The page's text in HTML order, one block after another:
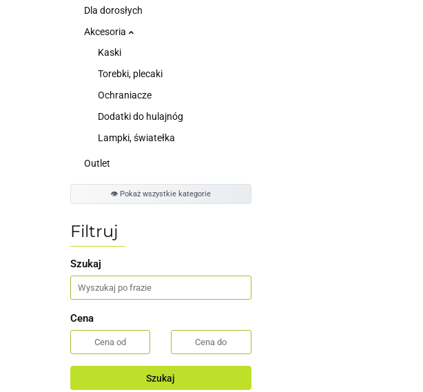
Dla dorosłych
Akcesoria
Kaski
Torebki, plecaki
Ochraniacze
Dodatki do hulajnóg
Lampki, światełka
Outlet
👁️ Pokaż wszystkie kategorie
Filtruj
Szukaj
Cena
Szukaj